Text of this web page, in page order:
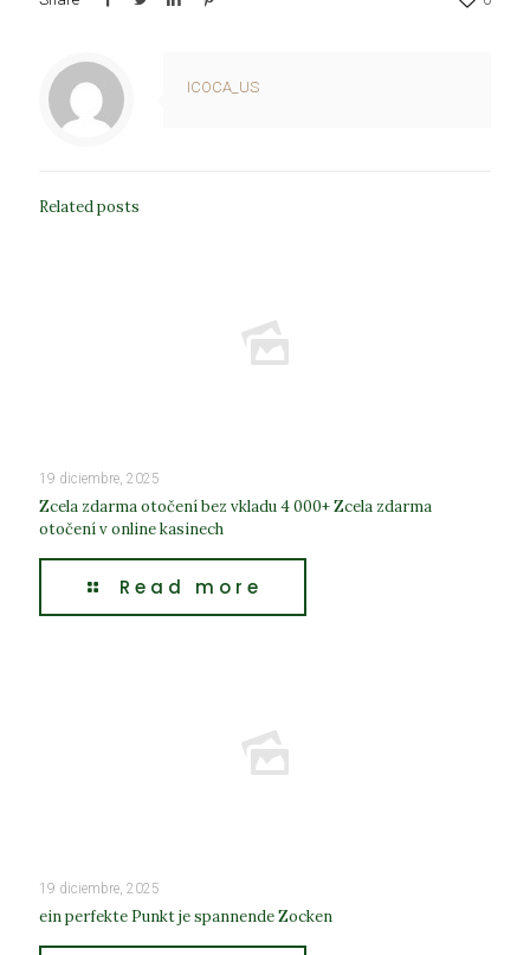
ICOCA_US
Related posts
19 diciembre, 2025
Zcela zdarma otočení bez vkladu 4 000+ Zcela zdarma
otočení v online kasinech
Read more
19 diciembre, 2025
ein perfekte Punkt je spannende Zocken